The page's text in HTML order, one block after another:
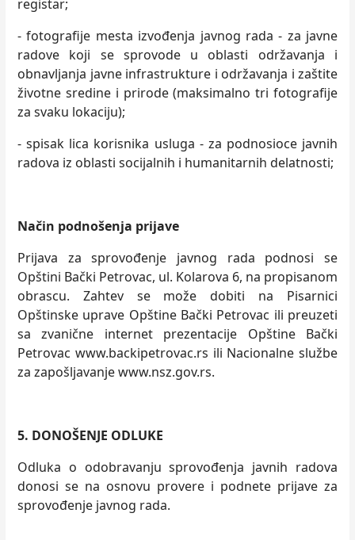
registar;
- fotografije mesta izvođenja javnog rada - za javne
radove koji se sprovode u oblasti održavanja i
obnavljanja javne infrastrukture i održavanja i zaštite
životne sredine i prirode (maksimalno tri fotografije
za svaku lokaciju);
- spisak lica korisnika usluga - za podnosioce javnih
radova iz oblasti socijalnih i humanitarnih delatnosti;
Način podnošenja prijave
Prijava za sprovođenje javnog rada podnosi se
Opštini Bački Petrovac, ul. Kolarova 6, na propisanom
obrascu. Zahtev se može dobiti na Pisarnici
Opštinske uprave Opštine Bački Petrovac ili preuzeti
sa zvanične internet prezentacije Opštine Bački
Petrovac www.backipetrovac.rs ili Nacionalne službe
za zapošljavanje www.nsz.gov.rs.
5. DONOŠENJE ODLUKE
Odluka o odobravanju sprovođenja javnih radova
donosi se na osnovu provere i podnete prijave za
sprovođenje javnog rada.